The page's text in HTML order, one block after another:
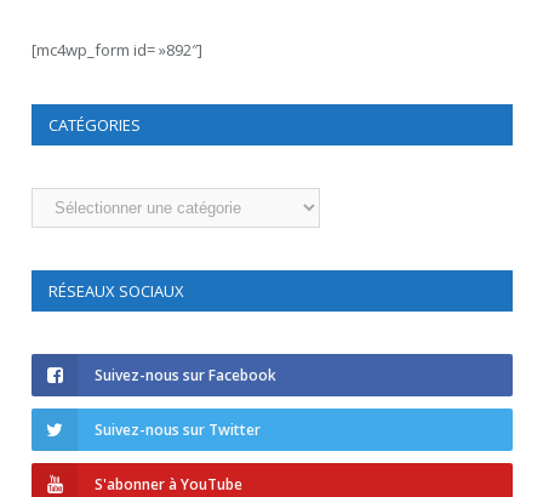
[mc4wp_form id= »892″]
CATÉGORIES
Catégories
RÉSEAUX SOCIAUX
Suivez-nous sur Facebook
Suivez-nous sur Twitter
S'abonner à YouTube